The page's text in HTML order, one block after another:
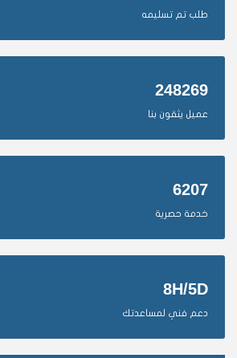
طلب تم تسليمه
248269
عميل يثقون بنا
6207
خدمة حصرية
8H/5D
دعم فني لمساعدتك